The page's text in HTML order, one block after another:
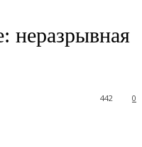
неразрывная
0
442